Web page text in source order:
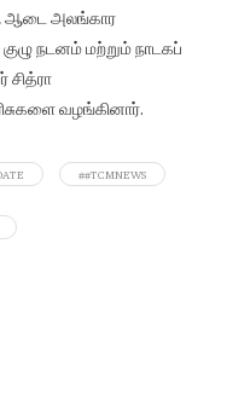
ஆடை அலங்கார
நடனம் மற்றும் நாடகப்
வழங்கினார்.
##TCMNEWS